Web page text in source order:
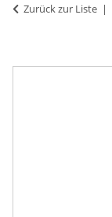
Zurück zur Liste